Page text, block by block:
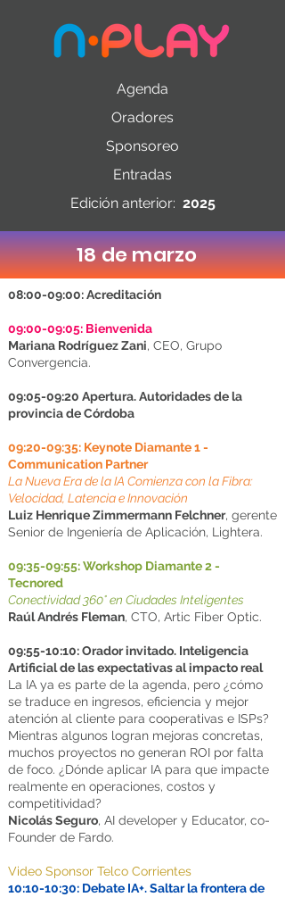
Agenda
Oradores
Sponsoreo
Entradas
Edición anterior: 2025
18 de marzo
08:00-09:00: Acreditación
09:00-09:05: Bienvenida
Mariana Rodríguez Zani, CEO, Grupo
Convergencia.
09:05-09:20 Apertura. Autoridades de la
provincia de Córdoba
09:20-09:35: Keynote Diamante 1 -
Communication Partner
La Nueva Era de la IA Comienza con la Fibra:
Velocidad, Latencia e Innovación
Luiz Henrique Zimmermann Felchner, gerente
Senior de Ingeniería de Aplicación, Lightera.
09:35-09:55: Workshop Diamante 2 -
Tecnored
Conectividad 360° en Ciudades Inteligentes
Raúl Andrés Fleman, CTO, Artic Fiber Optic.
09:55-10:10: Orador invitado. Inteligencia
Artificial de las expectativas al impacto real
La IA ya es parte de la agenda, pero ¿cómo
se traduce en ingresos, eficiencia y mejor
atención al cliente para cooperativas e ISPs?
Mientras algunos logran mejoras concretas,
muchos proyectos no generan ROI por falta
de foco. ¿Dónde aplicar IA para que impacte
realmente en operaciones, costos y
competitividad?
Nicolás Seguro, AI developer y Educator, co-
Founder de Fardo.
Video Sponsor Telco Corrientes
10:10-10:30: Debate IA+. Saltar la frontera de